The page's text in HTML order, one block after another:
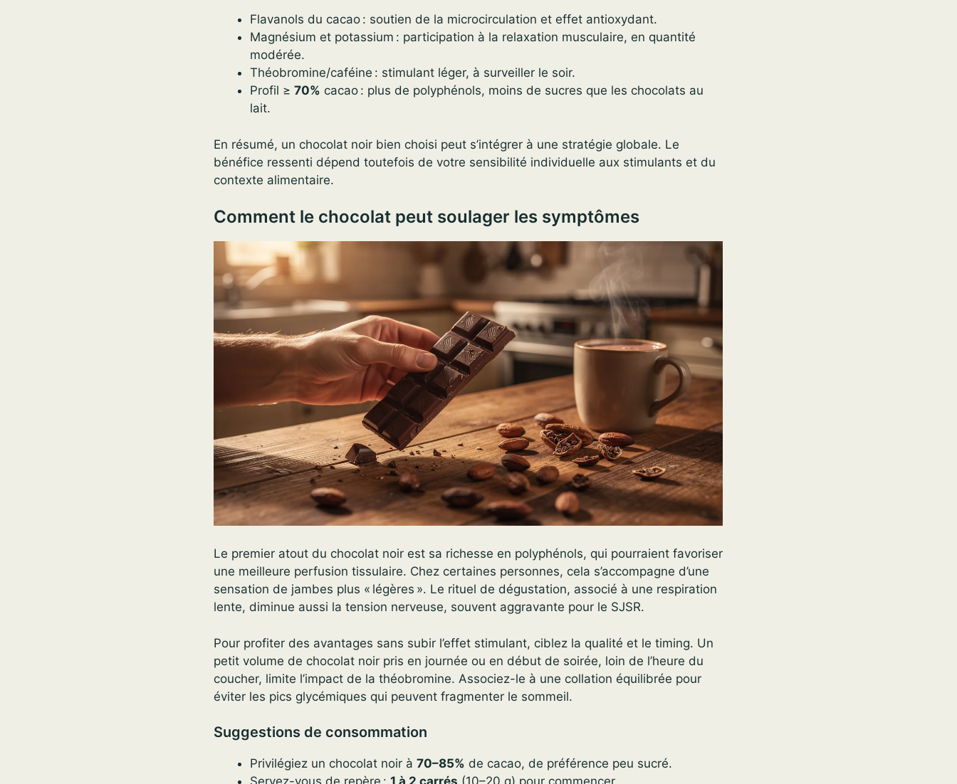
Flavanols du cacao : soutien de la microcirculation et effet antioxydant.
Magnésium et potassium : participation à la relaxation musculaire, en quantité
modérée.
Théobromine/caféine : stimulant léger, à surveiller le soir.
Profil ≥ 70% cacao : plus de polyphénols, moins de sucres que les chocolats au
lait.
En résumé, un chocolat noir bien choisi peut s’intégrer à une stratégie globale. Le
bénéfice ressenti dépend toutefois de votre sensibilité individuelle aux stimulants et du
contexte alimentaire.
Comment le chocolat peut soulager les symptômes
Le premier atout du chocolat noir est sa richesse en polyphénols, qui pourraient favoriser
une meilleure perfusion tissulaire. Chez certaines personnes, cela s’accompagne d’une
sensation de jambes plus « légères ». Le rituel de dégustation, associé à une respiration
lente, diminue aussi la tension nerveuse, souvent aggravante pour le SJSR.
Pour profiter des avantages sans subir l’effet stimulant, ciblez la qualité et le timing. Un
petit volume de chocolat noir pris en journée ou en début de soirée, loin de l’heure du
coucher, limite l’impact de la théobromine. Associez-le à une collation équilibrée pour
éviter les pics glycémiques qui peuvent fragmenter le sommeil.
Suggestions de consommation
Privilégiez un chocolat noir à 70–85% de cacao, de préférence peu sucré.